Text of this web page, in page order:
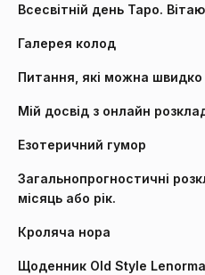
Всесвітній день Таро.
Галерея колод
Питання, які можна швидко
Мій досвід з онлайн
Езотеричний гумор
Загальнопрогностичні
місяць або рік.
Кроляча нора
Щоденник Old Style